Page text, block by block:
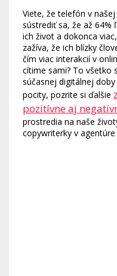
Viete, že telefón v
sústrediť sa, že až
ich život a dokonca
zažíva, že ich blízky
čím viac interakcií v
cítime sami? To všetko
súčasnej digitálnej
pocity, pozrite si ďalšie
pozitívne aj
prostredia na naše
copywriterky v